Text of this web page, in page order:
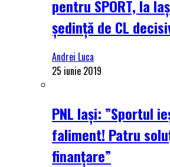
pentru SPORT, la
ședință de CL
Andrei Luca
25 iunie 2019
PNL Iași: ”Sportul
faliment! Patru
finanțare”